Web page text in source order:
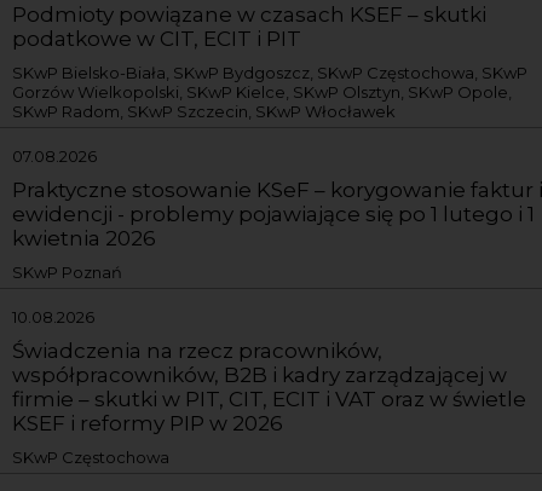
Podmioty powiązane w czasach KSEF – skutki
podatkowe w CIT, ECIT i PIT
SKwP Bielsko-Biała, SKwP Bydgoszcz, SKwP Częstochowa, SKwP
Gorzów Wielkopolski, SKwP Kielce, SKwP Olsztyn, SKwP Opole,
SKwP Radom, SKwP Szczecin, SKwP Włocławek
07.08.2026
Praktyczne stosowanie KSeF – korygowanie faktur i
ewidencji - problemy pojawiające się po 1 lutego i 1
kwietnia 2026
SKwP Poznań
10.08.2026
Świadczenia na rzecz pracowników,
współpracowników, B2B i kadry zarządzającej w
firmie – skutki w PIT, CIT, ECIT i VAT oraz w świetle
KSEF i reformy PIP w 2026
SKwP Częstochowa